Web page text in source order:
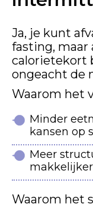
Ja, je kunt
fasting, maar
calorietekort
ongeacht de
Waarom het
Minder
kansen op
Meer
Waarom het